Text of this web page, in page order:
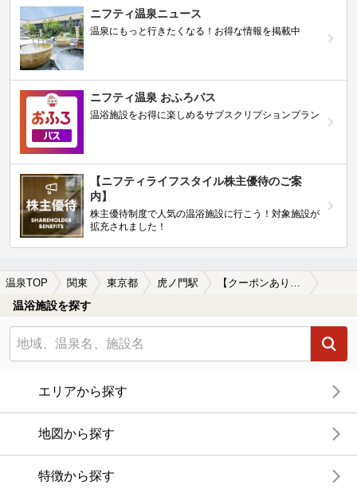
ニフティ温泉ニュース
温泉にもっと行きたくなる！お得な情報を掲載中
ニフティ温泉 おふろパス
温浴施設をお得に楽しめるサブスクリプションプラン
【ニフティライフスタイル株主優待のご案
内】
株主優待制度で人気の温浴施設に行こう！対象施設が
拡充されました！
温泉TOP 関東 東京都 虎ノ門駅
温浴施設を探す
エリアから探す
地図から探す
特徴から探す